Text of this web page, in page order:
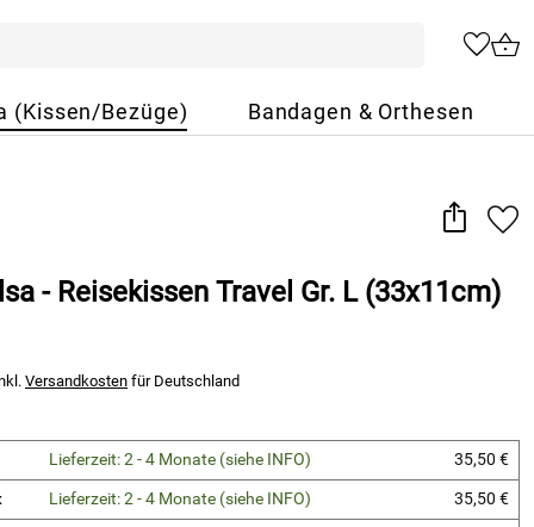
(Kissen/Bezüge) Bandagen & Orthesen
- Reisekissen Travel Gr. L (33x11cm)
Versandkosten für Deutschland
Lieferzeit: 2 - 4 Monate (siehe INFO)
35,50 €
Lieferzeit: 2 - 4 Monate (siehe INFO)
35,50 €